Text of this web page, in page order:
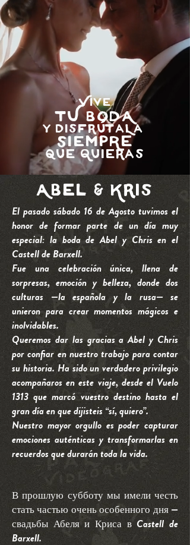
VIvE
TU BODA
y disfrútaLa
SIEmpRe
que Quieras
Abel & Kris
El pasado sábado 16 de Agosto tuvimos el
honor de formar parte de un día muy
especial: la boda de Abel y Chris en el
Castell de Barxell.
Fue una celebración única, llena de
sorpresas, emoción y belleza, donde dos
culturas —la española y la rusa— se
unieron para crear momentos mágicos e
inolvidables.
Queremos dar las gracias a Abel y Chris
por confiar en nuestro trabajo para contar
su historia. Ha sido un verdadero privilegio
acompañaros en este viaje, desde el Vuelo
1313 que marcó vuestro destino hasta el
gran día en que dijisteis “sí, quiero”.
Nuestro mayor orgullo es poder capturar
emociones auténticas y transformarlas en
recuerdos que durarán toda la vida.
В прошлую субботу мы имели честь
стать частью очень особенного дня —
свадьбы Абеля и Криса в Castell de
Barxell.